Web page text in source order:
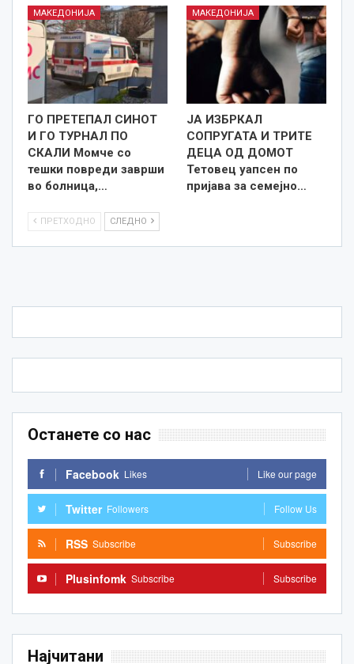
МАКЕДОНИЈА
ГО ПРЕТЕПАЛ СИНОТ
И ГО ТУРНАЛ ПО
СКАЛИ Момче со
тешки повреди заврши
во болница,…
МАКЕДОНИЈА
ЈА ИЗБРКАЛ
СОПРУГАТА И ТРИТЕ
ДЕЦА ОД ДОМОТ
Тетовец уапсен по
пријава за семејно…
ПРЕТХОДНО СЛЕДНО
Останете со нас
Facebook Likes Like our page
Twitter Followers Follow Us
RSS Subscribe Subscribe
Plusinfomk Subscribe Subscribe
Најчитани